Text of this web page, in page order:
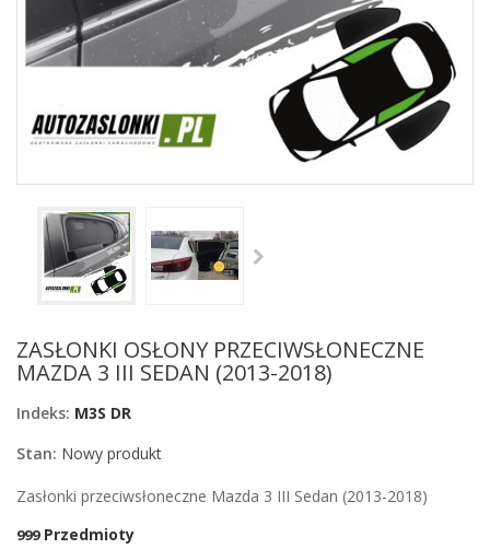
ZASŁONKI OSŁONY PRZECIWSŁONECZNE
MAZDA 3 III SEDAN (2013-2018)
Indeks: M3S DR
Stan: Nowy produkt
Zasłonki przeciwsłoneczne Mazda 3 III Sedan (2013-2018)
999 Przedmioty